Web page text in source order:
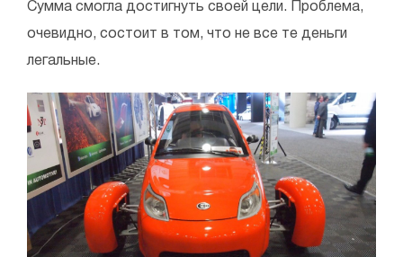
Сумма смогла достигнуть своей цели. Проблема,
очевидно, состоит в том, что не все те деньги
легальные.